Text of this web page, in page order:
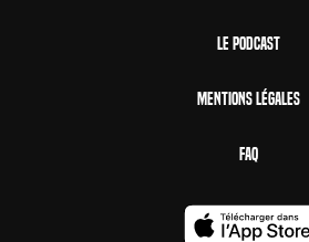
Le Podcast
Mentions Légales
FAQ